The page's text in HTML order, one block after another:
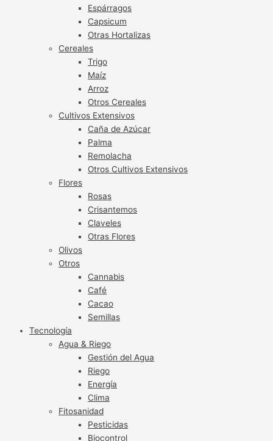
Espárragos
Capsicum
Otras Hortalizas
Cereales
Trigo
Maíz
Arroz
Otros Cereales
Cultivos Extensivos
Caña de Azúcar
Palma
Remolacha
Otros Cultivos Extensivos
Flores
Rosas
Crisantemos
Claveles
Otras Flores
Olivos
Otros
Cannabis
Café
Cacao
Semillas
Tecnología
Agua & Riego
Gestión del Agua
Riego
Energía
Clima
Fitosanidad
Pesticidas
Biocontrol